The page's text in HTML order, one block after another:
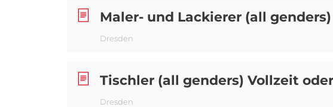
Maler- und Lackierer (all
Dresden
Tischler (all genders) Vollzeit
Dresden